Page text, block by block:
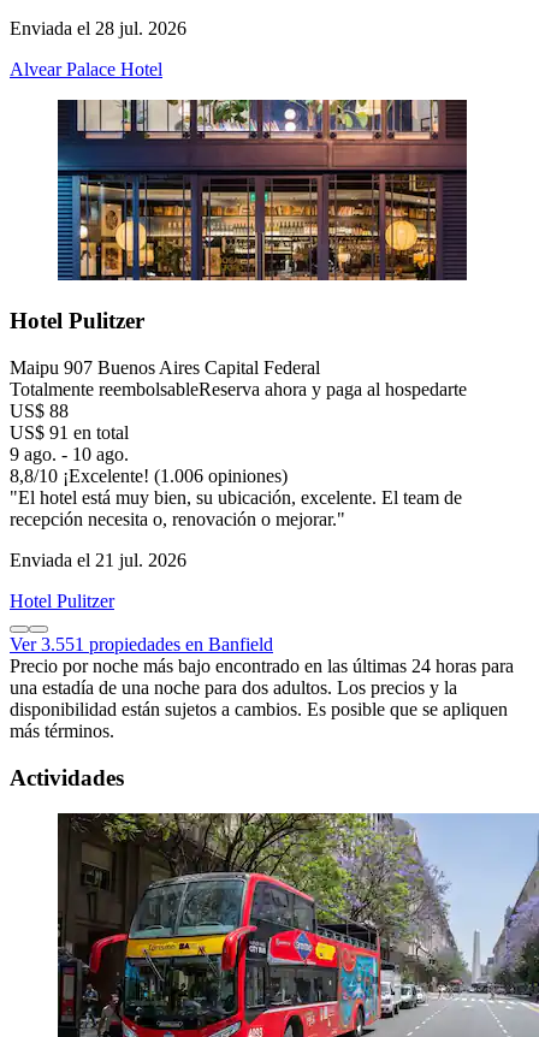
Enviada el 28 jul. 2026
Alvear Palace Hotel
Hotel Pulitzer
Maipu 907 Buenos Aires Capital Federal
Totalmente reembolsableReserva ahora y paga al hospedarte
US$ 88
US$ 91 en total
9 ago. - 10 ago.
8,8/10 ¡Excelente! (1.006 opiniones)
"El hotel está muy bien, su ubicación, excelente. El team de
recepción necesita o, renovación o mejorar."
Enviada el 21 jul. 2026
Hotel Pulitzer
Ver 3.551 propiedades en Banfield
Precio por noche más bajo encontrado en las últimas 24 horas para
una estadía de una noche para dos adultos. Los precios y la
disponibilidad están sujetos a cambios. Es posible que se apliquen
más términos.
Actividades